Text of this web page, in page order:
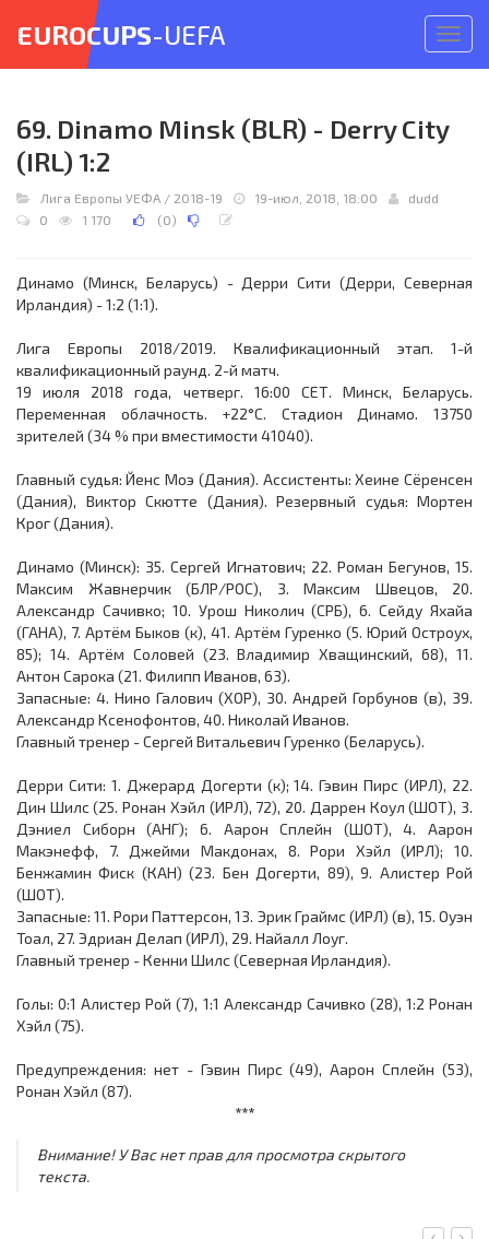
меню
EUROCUPS-UEFA
69. Dinamo Minsk (BLR) - Derry City
(IRL) 1:2
Лига Европы УЕФА / 2018-19 19-июл, 2018, 18:00
dudd
0
1 170 (0)
Динамо (Минск, Беларусь) - Дерри Сити (Дерри, Северная
Ирландия) - 1:2 (1:1).
Лига Европы 2018/2019. Квалификационный этап. 1-й
квалификационный раунд. 2-й матч.
19 июля 2018 года, четверг. 16:00 СЕТ. Минск, Беларусь.
Переменная облачность. +22°C. Стадион Динамо. 13750
зрителей (34 % при вместимости 41040).
Главный судья: Йенс Моэ (Дания). Ассистенты: Хеине Сёренсен
(Дания), Виктор Скютте (Дания). Резервный судья: Мортен
Крог (Дания).
Динамо (Минск): 35. Сергей Игнатович; 22. Роман Бегунов, 15.
Максим Жавнерчик (БЛР/РОС), 3. Максим Швецов, 20.
Александр Сачивко; 10. Урош Николич (СРБ), 6. Сейду Яхайа
(ГАНА), 7. Артём Быков (к), 41. Артём Гуренко (5. Юрий Остроух,
85); 14. Артём Соловей (23. Владимир Хващинский, 68), 11.
Антон Сарока (21. Филипп Иванов, 63).
Запасные: 4. Нино Галович (ХОР), 30. Андрей Горбунов (в), 39.
Александр Ксенофонтов, 40. Николай Иванов.
Главный тренер - Сергей Витальевич Гуренко (Беларусь).
Дерри Сити: 1. Джерард Догерти (к); 14. Гэвин Пирс (ИРЛ), 22.
Дин Шилс (25. Ронан Хэйл (ИРЛ), 72), 20. Даррен Коул (ШОТ), 3.
Дэниел Сиборн (АНГ); 6. Аарон Сплейн (ШОТ), 4. Аарон
Макэнефф, 7. Джейми Макдонах, 8. Рори Хэйл (ИРЛ); 10.
Бенжамин Фиск (КАН) (23. Бен Догерти, 89), 9. Алистер Рой
(ШОТ).
Запасные: 11. Рори Паттерсон, 13. Эрик Граймс (ИРЛ) (в), 15. Оуэн
Тоал, 27. Эдриан Делап (ИРЛ), 29. Найалл Лоуг.
Главный тренер - Кенни Шилс (Северная Ирландия).
Голы: 0:1 Алистер Рой (7), 1:1 Александр Сачивко (28), 1:2 Ронан
Хэйл (75).
Предупреждения: нет - Гэвин Пирс (49), Аарон Сплейн (53),
Ронан Хэйл (87).
***
Внимание! У Вас нет прав для просмотра скрытого
текста.